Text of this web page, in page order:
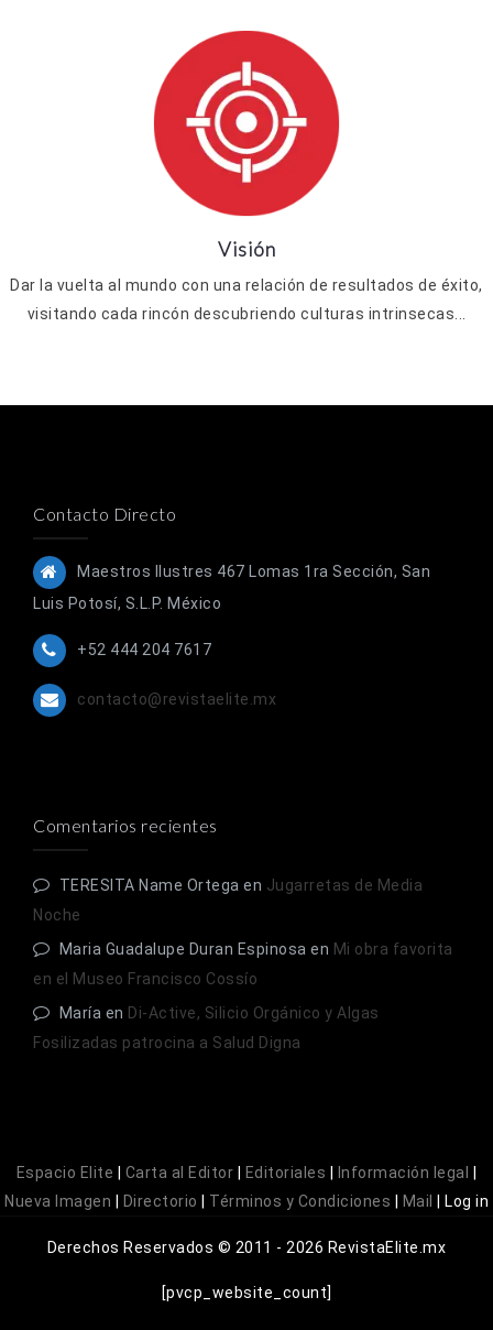
Visión
Dar la vuelta al mundo con una relación de resultados de éxito,
visitando cada rincón descubriendo culturas intrinsecas...
Contacto Directo
Maestros Ilustres 467 Lomas 1ra Sección, San
Luis Potosí, S.L.P. México
+52 444 204 7617
contacto@revistaelite.mx
Comentarios recientes
TERESITA Name Ortega en Jugarretas de Media
Noche
Maria Guadalupe Duran Espinosa en Mi obra favorita
en el Museo Francisco Cossío
María en Di-Active, Silicio Orgánico y Algas
Fosilizadas patrocina a Salud Digna
Espacio Elite Carta al Editor Editoriales Información legal
Nueva Imagen
Directorio Términos y Condiciones Mail Log in
Derechos Reservados © 2011 - 2026 RevistaElite.mx
[pvcp_website_count]